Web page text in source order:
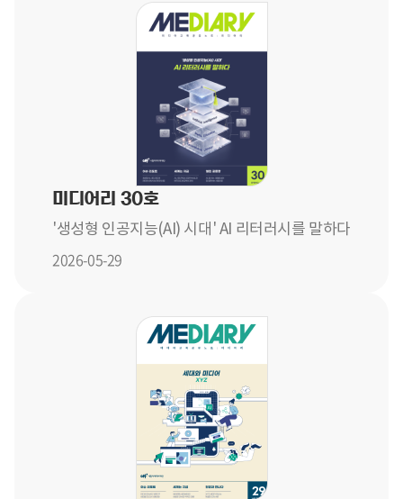
미디어리 30호
'생성형 인공지능(AI) 시대' AI 리터러시를 말하다
2026-05-29